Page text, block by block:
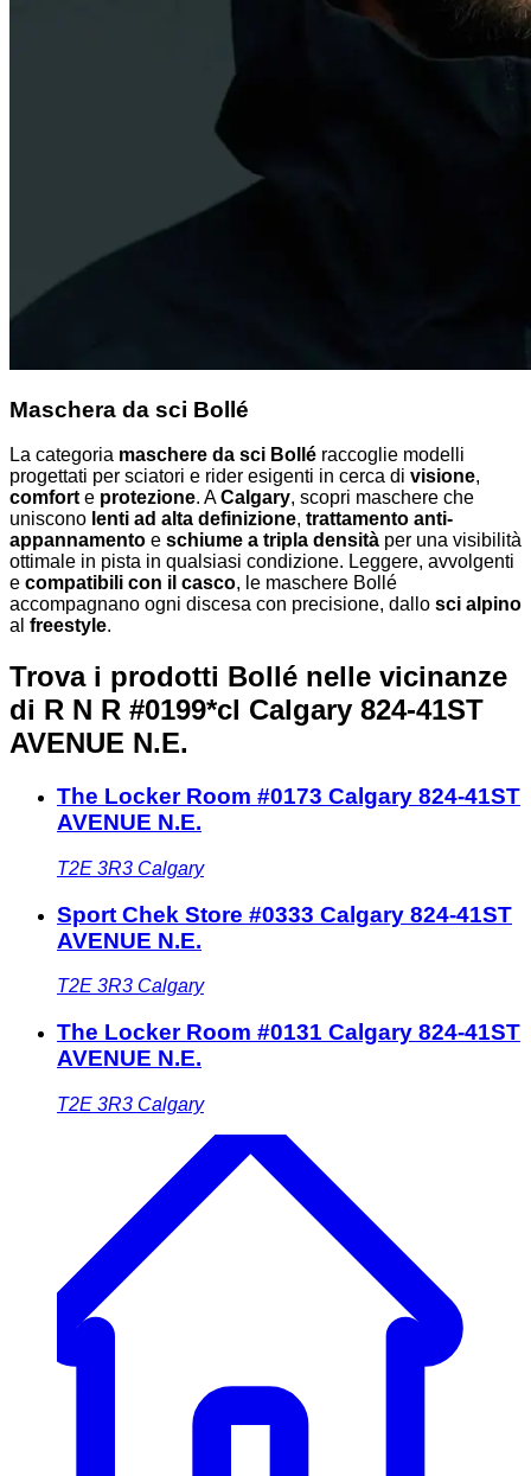
Maschera da sci Bollé
La categoria maschere da sci Bollé raccoglie modelli
progettati per sciatori e rider esigenti in cerca di visione,
comfort e protezione. ACalgary, scopri maschere che
uniscono lenti ad alta definizione, trattamento anti-
appannamento e schiume a tripla densità per una visibilità
ottimale in pista in qualsiasi condizione. Leggere, avvolgenti
e compatibili con il casco, le maschere Bollé
accompagnano ogni discesa con precisione, dallo sci alpino
al freestyle.
Trova i prodotti Bollé nelle vicinanze
di R N R #0199*cl Calgary 824-41ST
AVENUE N.E.
The Locker Room #0173 Calgary 824-41ST
AVENUE N.E.
T2E 3R3 Calgary
Sport Chek Store #0333 Calgary 824-41ST
AVENUE N.E.
T2E 3R3 Calgary
The Locker Room #0131 Calgary 824-41ST
AVENUE N.E.
T2E 3R3 Calgary